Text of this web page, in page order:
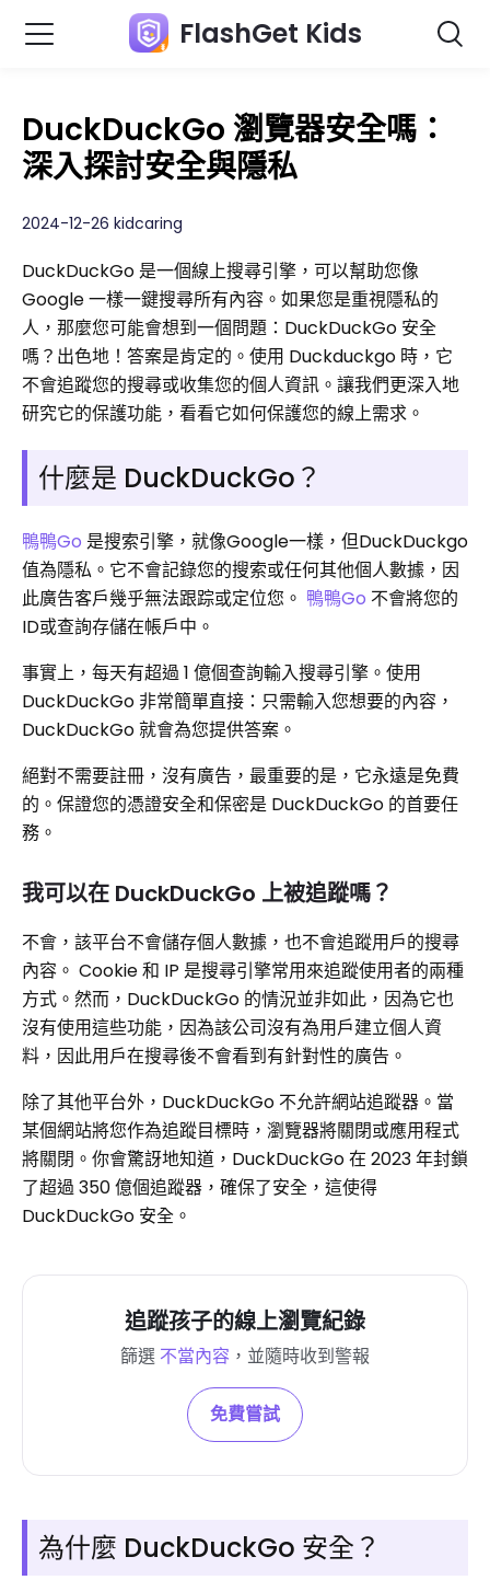
FlashGet Kids
DuckDuckGo 瀏覽器安全嗎：
深入探討安全與隱私
2024-12-26 kidcaring
DuckDuckGo 是一個線上搜尋引擎，可以幫助您像
Google 一樣一鍵搜尋所有內容。如果您是重視隱私的
人，那麼您可能會想到一個問題：DuckDuckGo 安全
嗎？出色地！答案是肯定的。使用 Duckduckgo 時，它
不會追蹤您的搜尋或收集您的個人資訊。讓我們更深入地
研究它的保護功能，看看它如何保護您的線上需求。
什麼是 DuckDuckGo？
鴨鴨Go 是搜索引擎，就像Google一樣，但DuckDuckgo
值為隱私。它不會記錄您的搜索或任何其他個人數據，因
此廣告客戶幾乎無法跟踪或定位您。 鴨鴨Go 不會將您的
ID或查詢存儲在帳戶中。
事實上，每天有超過 1 億個查詢輸入搜尋引擎。使用
DuckDuckGo 非常簡單直接：只需輸入您想要的內容，
DuckDuckGo 就會為您提供答案。
絕對不需要註冊，沒有廣告，最重要的是，它永遠是免費
的。保證您的憑證安全和保密是 DuckDuckGo 的首要任
務。
我可以在 DuckDuckGo 上被追蹤嗎？
不會，該平台不會儲存個人數據，也不會追蹤用戶的搜尋
內容。 Cookie 和 IP 是搜尋引擎常用來追蹤使用者的兩種
方式。然而，DuckDuckGo 的情況並非如此，因為它也
沒有使用這些功能，因為該公司沒有為用戶建立個人資
料，因此用戶在搜尋後不會看到有針對性的廣告。
除了其他平台外，DuckDuckGo 不允許網站追蹤器。當
某個網站將您作為追蹤目標時，瀏覽器將關閉或應用程式
將關閉。你會驚訝地知道，DuckDuckGo 在 2023 年封鎖
了超過 350 億個追蹤器，確保了安全，這使得
DuckDuckGo 安全。
追蹤孩子的線上瀏覽紀錄
篩選 不當內容 ，並隨時收到警報
免費嘗試
為什麼 DuckDuckGo 安全？